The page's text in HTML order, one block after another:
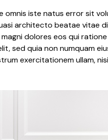
omnis iste natus error sit
architecto beatae vitae
dolores eos qui
sed quia non numquam
exercitationem ullam,